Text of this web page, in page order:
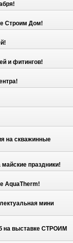
Строим Дом!
и фитингов!
на скважинные
праздники!
AquaTherm!
мини
на выставке СТРОИМ